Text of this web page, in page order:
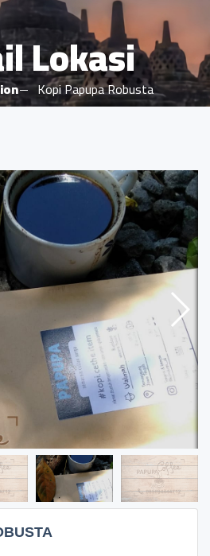
Lokasi
Kopi Papupa Robusta